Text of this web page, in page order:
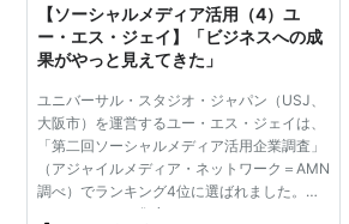
2006年7月、エリア「ランド・オブ
ジカル・ショー「ウィケッド」導入。
務の承継人としての米国法人ビベン
ル・エンターテイメント・エルエル
サルグループ各社との間に「ユニバ
【ソーシャルメディア活用（4）ユ
ー・エス・ジェイ】「ビジネスへの成
果がやっと見えてきた」
ユニバーサル・スタジオ・ジャパン（USJ、
大阪市）を運営するユー・エス・ジェイは、
「第二回ソーシャルメディア活用企業調査」
（アジャイルメディア・ネットワーク＝AMN
調べ）でランキング4位に選ばれました。テ
ーマパークへの集客にソーシャルメディアを